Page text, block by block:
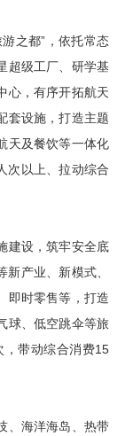
之都”，依托常态
超级工厂、研学基
心，有序开拓航天
套设施，打造主题
天及餐饮等一体化
次以上、拉动综合
建设，筑牢安全底
新产业、新模式、
即时零售等，打造
球、低空跳伞等旅
，带动综合消费15
、海洋海岛、热带